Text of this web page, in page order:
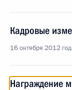
Кадровые
16 октября 2012
Награждение